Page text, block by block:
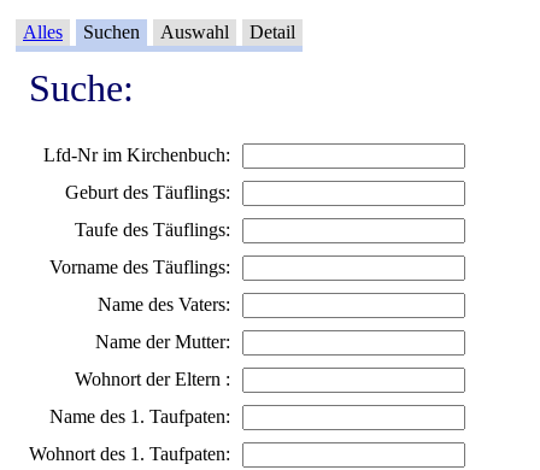
Alles Suchen Auswahl Detail
Suche:
Lfd-Nr im Kirchenbuch:
Geburt des Täuflings:
Taufe des Täuflings:
Vorname des Täuflings:
Name des Vaters:
Name der Mutter:
Wohnort der Eltern :
Name des 1. Taufpaten:
Wohnort des 1. Taufpaten: